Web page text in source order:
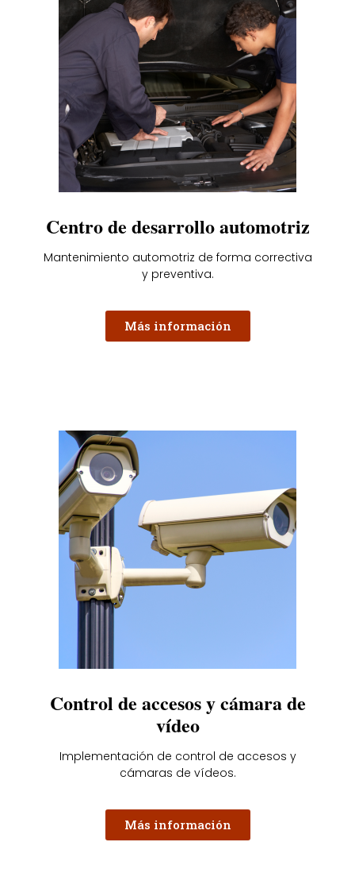
Centro de desarrollo automotriz
Mantenimiento automotriz de forma correctiva
y preventiva.
Más información
Control de accesos y cámara de
vídeo
Implementación de control de accesos y
cámaras de vídeos.
Más información